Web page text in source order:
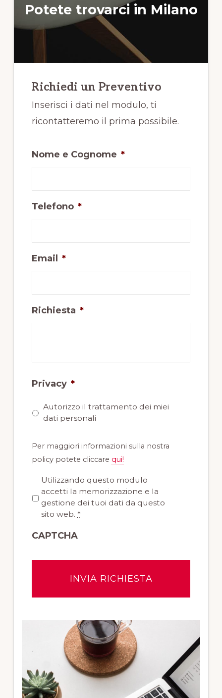
Potete trovarci in Milano
Richiedi un Preventivo
Inserisci i dati nel modulo, ti
ricontatteremo il prima possibile.
Nome e Cognome *
Telefono *
Email *
Richiesta *
Privacy *
Autorizzo il trattamento dei miei
dati personali
Per maggiori informazioni sulla nostra
policy potete cliccare qui!
i
c
*
Utilizzando questo modulo
accetti la memorizzazione e la
gestione dei tuoi dati da questo
sito web. *
CAPTCHA